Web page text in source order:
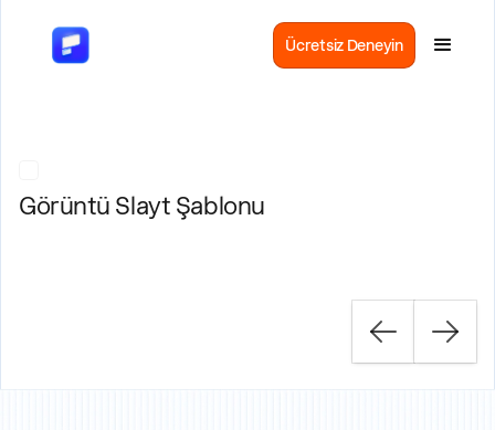
Ücretsiz Deneyin
Görüntü Slayt Şablonu